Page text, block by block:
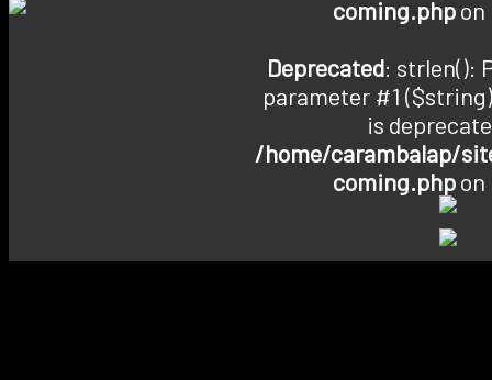
coming.phpon
Deprecated: strlen():
parameter #1
is
/home/carambalap/
coming.php